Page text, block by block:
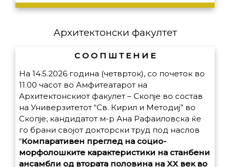
Архитектонски факултет
С О О П Ш Т Е Н И Е
На 14.5.2026 година (четврток), со почеток во
11.00 часот во Амфитеатарот на
Архитектонскиот факулет – Скопје во состав
на Универзитетот “Св. Кирил и Методиј” во
Скопје, кандидатот м-р Ана Рафаиловска ќе
го брани својот докторски труд под наслов
“Компаративен преглед на социо-
морфолошките карактеристики на станбени
ансамбли од втората половина на XX век во